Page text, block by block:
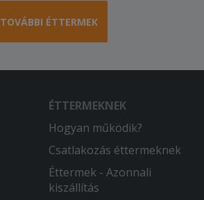
TOVÁBBI ÉTTERMEK
ÉTTERMEKNEK
Hogyan működik?
Csatlakozás éttermeknek
Éttermek - Azonnali
kiszállítás